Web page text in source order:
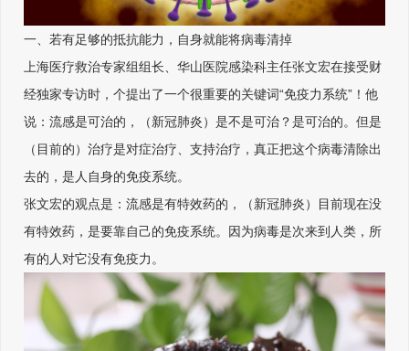
一、若有足够的抵抗能力，自身就能将病毒清掉
上海医疗救治专家组组长、华山医院感染科主任张文宏在接受财
经独家专访时，个提出了一个很重要的关键词“免疫力系统”！他
说：流感是可治的，（新冠肺炎）是不是可治？是可治的。但是
（目前的）治疗是对症治疗、支持治疗，真正把这个病毒清除出
去的，是人自身的免疫系统。
张文宏的观点是：流感是有特效药的，（新冠肺炎）目前现在没
有特效药，是要靠自己的免疫系统。因为病毒是次来到人类，所
有的人对它没有免疫力。